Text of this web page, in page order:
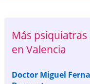
Más
en Valencia
Doctor Miguel